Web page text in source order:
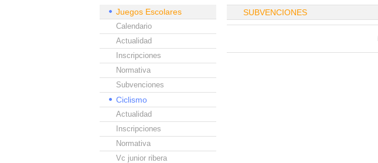
Juegos Escolares
Calendario
Actualidad
Inscripciones
Normativa
Subvenciones
Ciclismo
Actualidad
Inscripciones
Normativa
Vc junior ribera
SUBVENCIONES